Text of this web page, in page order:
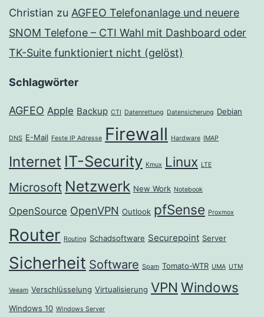
Christian zu AGFEO Telefonanlage und neuere
SNOM Telefone – CTI Wahl mit Dashboard oder
TK-Suite funktioniert nicht (gelöst)
Schlagwörter
AGFEO Apple Backup CTI Datenrettung Datensicherung Debian
DNS E-Mail Feste IP Adresse Firewall Hardware IMAP
Internet IT-Security Kmux Linux LTE
Microsoft Netzwerk New Work Notebook
OpenSource OpenVPN Outlook pfSense Proxmox
Router Routing Schadsoftware Securepoint Server
Sicherheit Software Spam Tomato-WTR UMA UTM
Veeam Verschlüsselung Virtualisierung VPN Windows
Windows 10 Windows Server